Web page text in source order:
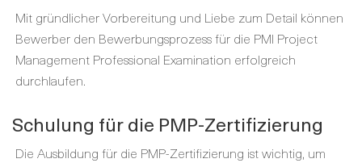
Mit gründlicher Vorbereitung und Liebe zum Detail können
Bewerber den Bewerbungsprozess für die PMI Project
Management Professional Examination erfolgreich
durchlaufen.
Schulung für die PMP-Zertifizierung
Die Ausbildung für die PMP-Zertifizierung ist wichtig, um